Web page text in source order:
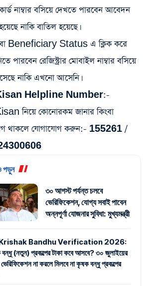
নাম্বার বসিয়ে দেখতে পারবেন আবেদন
নাকি বাতিল হয়েছে।
Beneficiary Status এ ক্লিক করে
পারবেন রেজিস্ট্রার মোবাইল নাম্বার বসিয়ে
নাকি এখনো আসেনি।
Helpline Number:-
নিয়ে কোনোরকম জানার কিংবা
থাকলে যোগাযোগ করুন:- 155261 /
পড়ুন
৩০ আগস্ট পর্যন্ত চলবে
ভেরিফিকেশন, যোগ্য সবাই পাবেন
অন্নপূর্ণা যোজনার সুবিধা: মুখ্যমন্ত্রী
Bandhu Verification 2026:
(নতুন) প্রকল্পের টাকা কবে আসবে? ৩০ জুলাইয়ের
না করলে মিলবে না কৃষক বন্ধু প্রকল্পের